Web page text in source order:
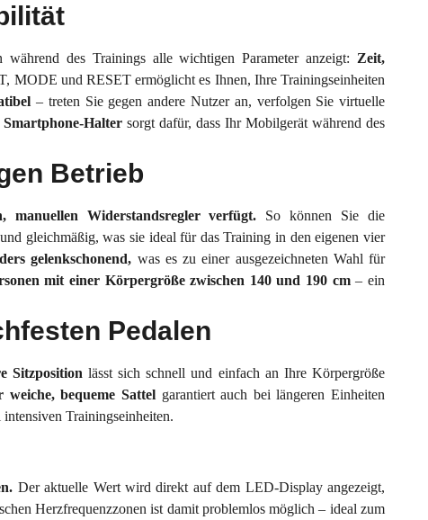
während des Trainings alle wichtigen Parameter anzeigt: Zeit,
MODE und RESET ermöglicht es Ihnen, Ihre Trainingseinheiten
– treten Sie gegen andere Nutzer an, verfolgen Sie virtuelle
Haltersorgt dafür, dass Ihr Mobilgerät während des
Betrieb
manuellen Widerstandsregler verfügt. So können Sie die
gleichmäßig, was sie ideal für das Training in den eigenen vier
gelenkschonend, was es zu einer ausgezeichneten Wahl für
mit einer Körpergröße zwischen 140 und 190 cm– ein
Pedalen
Sitzpositionlässt sich schnell und einfach an Ihre Körpergröße
weiche, bequeme Sattel garantiert auch bei längeren Einheiten
intensiven Trainingseinheiten.
Der aktuelle Wert wird direkt auf dem LED-Display angezeigt,
Herzfrequenzzonen ist damit problemlos möglich – ideal zum